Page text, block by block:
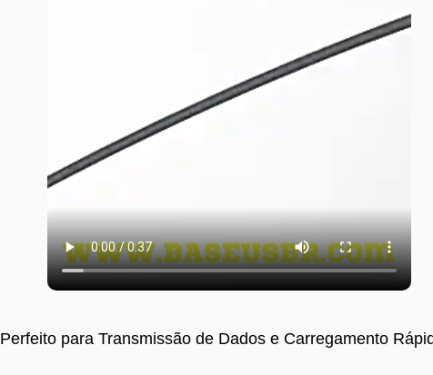
Perfeito para Transmissão de Dados e Carregamento